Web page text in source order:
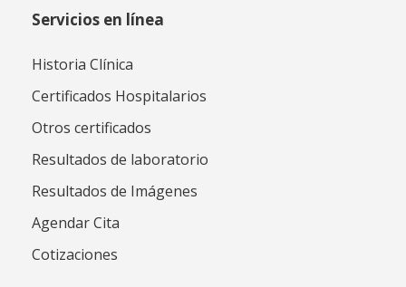
Servicios en línea
Historia Clínica
Certificados Hospitalarios
Otros certificados
Resultados de laboratorio
Resultados de Imágenes
Agendar Cita
Cotizaciones